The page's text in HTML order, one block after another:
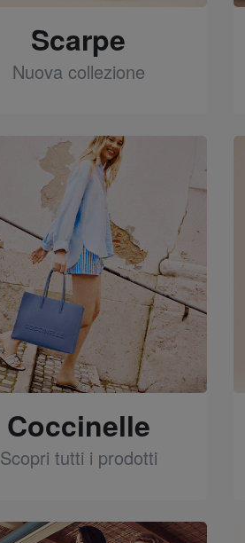
Scarpe
Nuova collezione
Coccinelle
Scopri tutti i prodotti